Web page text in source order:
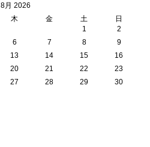
8月 2026
木 金 土
日
1
2
6 7 8
9
13 14 15
16
20 21 22
23
27 28 29
30